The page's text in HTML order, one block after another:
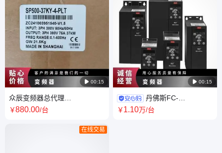
 00:15
众辰变频器总代理
H5400P0030K-BF三相通用矢
￥880.00/台
在线交易
 00:15
丹佛斯FC-
￥1.10万/台